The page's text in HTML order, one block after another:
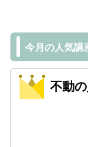
今月の人気講
不動